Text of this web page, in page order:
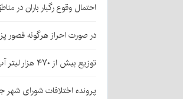
احتمال وقوع رگبار باران در
در صورت احراز هرگونه قصور
توزیع بیش از ۴۷۰ هزار لیتر آب میان عزاداران جامانده اربعین در کرمان
پرونده اختلافات شورای